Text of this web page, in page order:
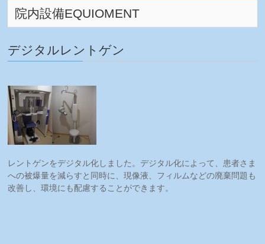
院内設備EQUIOMENT
デジタルレントゲン
レントゲンをデジタル化しました。デジタル化によって、患者さま
への被爆量を減らすと同時に、現像液、フィルムなどの廃棄問題も
改善し、環境にも配慮することができます。